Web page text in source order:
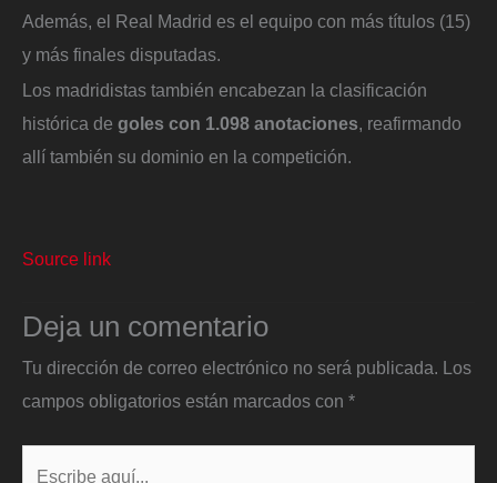
Además, el Real Madrid es el equipo con más títulos (15)
y más finales disputadas.
Los madridistas también encabezan la clasificación
histórica de goles con 1.098 anotaciones, reafirmando
allí también su dominio en la competición.
Source link
Deja un comentario
Tu dirección de correo electrónico no será publicada.
Los
campos obligatorios están marcados con *